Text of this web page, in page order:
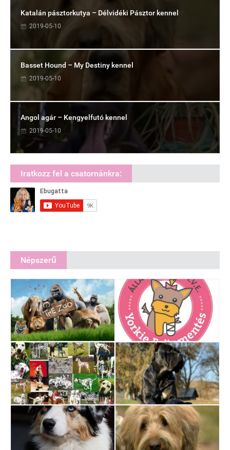
Katalán pásztorkutya – Délvidéki Pásztor kennel
2019-05-10
Basset Hound – My Destiny kennel
2019-05-10
Angol agár – Kengyelfutó kennel
2019-05-10
Iratkozz fel a csatornánkra:
Népszerű